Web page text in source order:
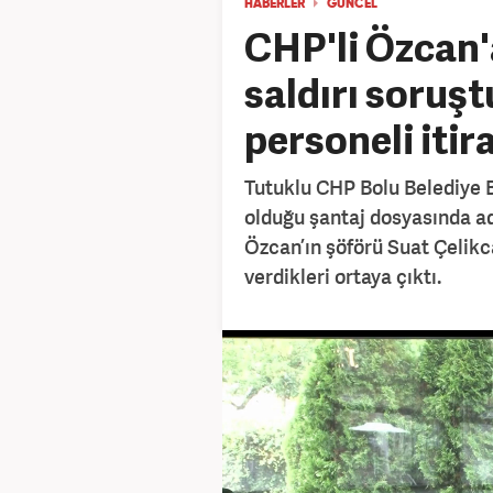
HABERLER GÜNCEL
CHP'li
saldırı
personeli
Tutuklu CHP Bolu Belediye
olduğu şantaj dosyasında
Özcan’ın şöförü Suat
verdikleri ortaya çıktı.